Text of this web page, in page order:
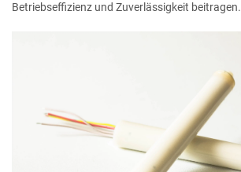
Betriebseffizienz und Zuverlässigkeit beitragen.